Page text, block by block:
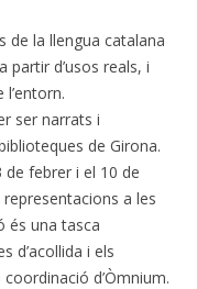
de la llengua catalana
partir d’usos reals, i
ser narrats i
de Girona.
de febrer i el 10 de
a les
és una tasca
d’acollida i els
coordinació d’Òmnium.